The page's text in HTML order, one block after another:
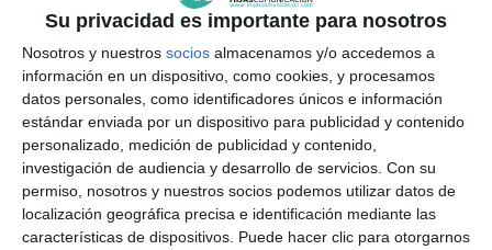
Su privacidad es importante para nosotros
Nosotros y nuestros socios almacenamos y/o accedemos a
información en un dispositivo, como cookies, y procesamos
datos personales, como identificadores únicos e información
estándar enviada por un dispositivo para publicidad y contenido
personalizado, medición de publicidad y contenido,
investigación de audiencia y desarrollo de servicios. Con su
permiso, nosotros y nuestros socios podemos utilizar datos de
localización geográfica precisa e identificación mediante las
características de dispositivos. Puede hacer clic para otorgarnos
Fuerza, autenticidad y
sensibilidad en la Noche
Flamenca de la Peña del Sur
ACTUALIDAD
La Peña Flamenca El Gallo
presenta ‘Raíces’, su gran
espectáculo de fin de curso
ACTUALIDAD